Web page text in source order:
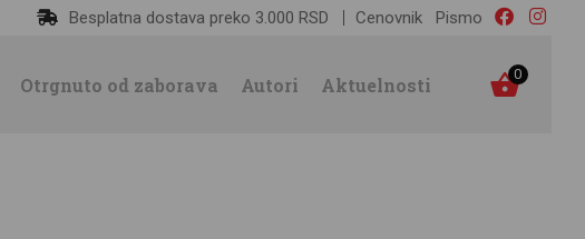
Besplatna dostava preko 3.000 RSD Cenovnik Pismo
Otrgnuto od zaborava Autori Aktuelnosti 0